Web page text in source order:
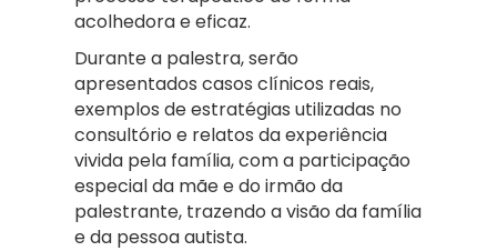
acolhedora e eficaz.
Durante a palestra, serão
apresentados casos clínicos reais,
exemplos de estratégias utilizadas no
consultório e relatos da experiência
vivida pela família, com a participação
especial da mãe e do irmão da
palestrante, trazendo a visão da família
e da pessoa autista.